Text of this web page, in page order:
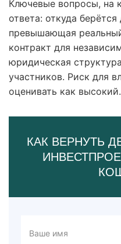
Ключевые вопросы, на
ответа: откуда
превышающая
контракт для
юридическая
участников. Риск для
оценивать как высокий.
КАК ВЕРНУТЬ